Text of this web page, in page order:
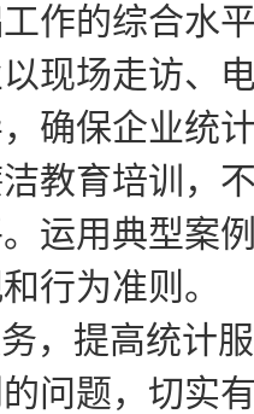
作的综合水
现场走访、
确保企业统
教育培训，
运用典型案
行为准则。
，提高统计
问题，切实